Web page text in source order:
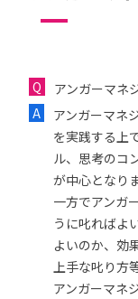
アンガーマネ
アンガーマネ
を実践する上
ル、思考のコ
が中心となりま
一方でアンガ
うに叱ればよ
よいのか、効
上手な叱り方
アンガーマネ